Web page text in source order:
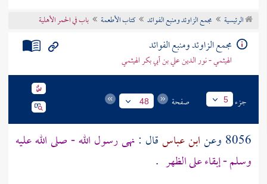
تراجم الأعلام
الرئيسية مجمع الزاوئد ومنبع الفوائد كتاب الأطعمة باب في الحمر الأهلية
مجمع الزاوئد ومنبع الفوائد
الهيثمي - نور الدين علي بن أبي بكر الهيثمي
جزء 5 صفحة 48
8056 وعن ابن عباسقال :نهى رسول الله - صلى الله عليه
وسلم - إبقاء على الظهر .